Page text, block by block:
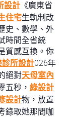
設計 《廣東省
住宅生軌制改
史、數學、外
時間全省統
質感互換。你
診所設計026年
絕對天母室內
五秒， 綠設計
設計物，放置
錄取她那間咖